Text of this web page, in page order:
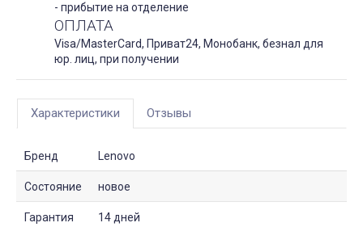
- прибытие на отделение
ОПЛАТА
Visa/MasterCard, Приват24, Монобанк, безнал для
юр. лиц, при получении
Характеристики Отзывы
Бренд Lenovo
Состояние новое
Гарантия 14 дней